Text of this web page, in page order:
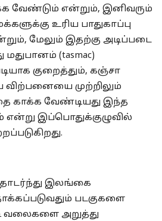
வேண்டும் என்றும், இனிவரும்
உரிய பாதுகாப்பு
மேலும் இதற்கு அடிப்படை
(tasmac)
குறைத்தும், கஞ்சா
விற்பனையை முற்றிலும்
காக்க வேண்டியது இந்த
என்று இப்பொதுக்குழுவில்
இலங்கை
படகுகளை
வலைகளை அறுத்து